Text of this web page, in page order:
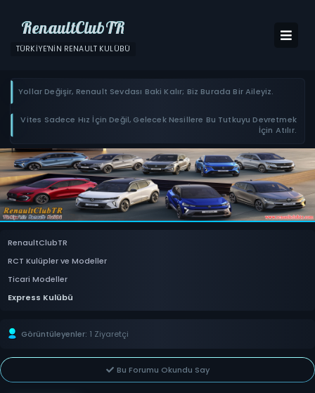
RenaultClubTR
TÜRKIYE'NIN RENAULT KULÜBÜ
Yollar Değişir, Renault Sevdası Baki Kalır; Biz Burada Bir Aileyiz.
Vites Sadece Hız İçin Değil, Gelecek Nesillere Bu Tutkuyu Devretmek
İçin Atılır.
RenaultClubTR
RCT Kulüpler ve Modeller
Ticari Modeller
Express Kulübü
Görüntüleyenler: 1 Ziyaretçi
Bu Forumu Okundu Say